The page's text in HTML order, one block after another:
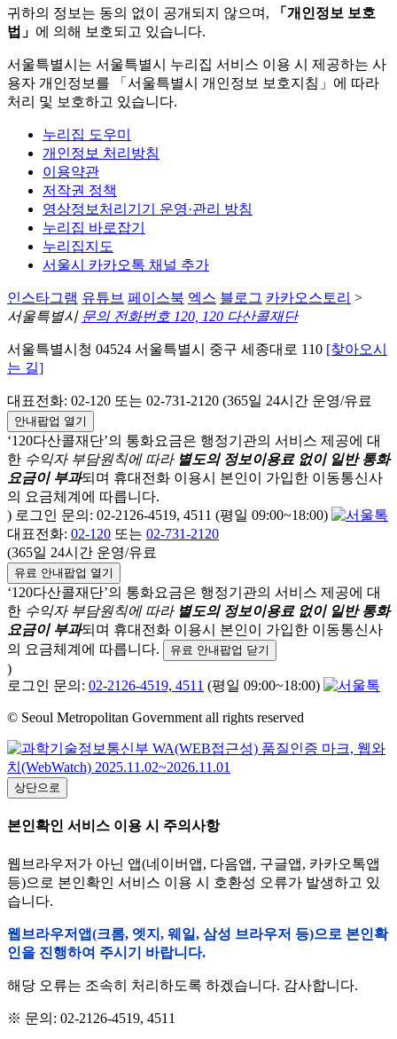
귀하의 정보는 동의 없이 공개되지 않으며,
「개인정보 보호
법」 에 의해 보호되고 있습니다.
서울특별시는 서울특별시 누리집 서비스 이용 시 제공하는 사
용자 개인정보를 「서울특별시 개인정보 보호지침」에 따라
처리 및 보호하고 있습니다.
누리집 도우미
개인정보 처리방침
이용약관
저작권 정책
영상정보처리기기 운영·관리 방침
누리집 바로잡기
누리집지도
서울시 카카오톡 채널 추가
인스타그램 유튜브 페이스북 엑스 블로그 카카오스토리 >
서울특별시 문의 전화번호 120, 120 다산콜재단
서울특별시청 04524 서울특별시 중구 세종대로 110 [찾아오시
는 길]
대표전화: 02-120 또는 02-731-2120 (365일 24시간 운영/유료
안내팝업 열기
‘120다산콜재단’의 통화요금은 행정기관의 서비스 제공에 대
한 수익자 부담원칙에 따라 별도의 정보이용료 없이 일반 통화
요금이 부과되며 휴대전화 이용시 본인이 가입한 이동통신사
의 요금체계에 따릅니다.
) 로그인 문의: 02-2126-4519, 4511 (평일 09:00~18:00)
대표전화: 02-120 또는 02-731-2120
(365일 24시간 운영/유료
유료 안내팝업 열기
‘120다산콜재단’의 통화요금은 행정기관의 서비스 제공에 대
한 수익자 부담원칙에 따라 별도의 정보이용료 없이 일반 통화
요금이 부과되며 휴대전화 이용시 본인이 가입한 이동통신사
의 요금체계에 따릅니다.
유료 안내팝업 닫기
)
로그인 문의: 02-2126-4519, 4511 (평일 09:00~18:00)
© Seoul Metropolitan Government all rights reserved
상단으로
본인확인 서비스 이용 시 주의사항
웹브라우저가 아닌 앱(네이버앱, 다음앱, 구글앱, 카카오톡앱
등)으로 본인확인 서비스 이용 시 호환성 오류가 발생하고 있
습니다.
웹브라우저앱(크롬, 엣지, 웨일, 삼성 브라우저 등)으로 본인확
인을 진행하여 주시기 바랍니다.
해당 오류는 조속히 처리하도록 하겠습니다. 감사합니다.
※ 문의: 02-2126-4519, 4511